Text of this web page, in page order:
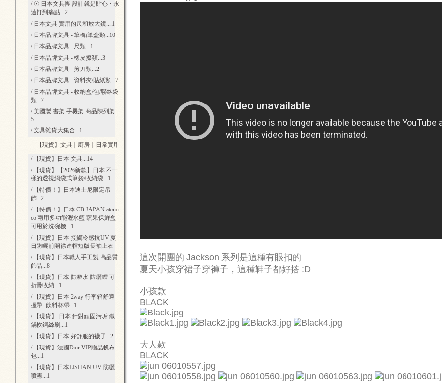
/ ☉ 日本文具團 設計就是貼心・永
遠打到痛點...2
/ 日本文具 實用的尺和放大鏡....1
/ 日本品牌文具 - 筆/鉛筆盒類...10
/ 日本品牌文具 - 尺類...1
/ 日本品牌文具 - 橡皮擦類...3
/ 日本品牌文具 - 剪刀類...2
/ 日本品牌文具 - 資料夾/貼紙類...7
/ 日本品牌文具 - 收納盒/包/聯絡袋
類...7
/ 美國製 書架.手機架.商品陳列架...
5
/ 文具雜貨大集合...1
【現貨】文具｜廚房｜日常實用好物
/ 【現貨】日本 文具...14
/ 【現貨】【2026新款】日本 不一
樣的透視網袋式筆袋/收納袋...1
/ 【特價！】日本迪士尼限定吊
飾...2
/ 【特價！】日本 CB JAPAN atomi
co 兩用多功能瀝水籃 蔬果保鮮盒
可用於洗碗機...1
/ 【現貨】日本 接觸冷感抗UV 夏
日防曬前開襟連帽短版長袖上衣
/ 【現貨】日本職人手工製 高品質
飾品...8
/ 【現貨】日本 防潑水 防曬帽 可
折疊收納...1
/ 【現貨】日本 2way 行李箱舒適
握帶+飲料杯帶...1
/ 【現貨】 日本 針對頑固污垢 鐵
鍋軟鋼絲刷 ...1
/ 【現貨】日本 好舒服的襪子...2
/ 【現貨】法國Dior VIP贈品帆布
包...1
/ 【現貨】日本LISHAN UV 防曬
噴霧...1
這次開團的 Jackson 系列是這種有眼扣的
夏天小孩穿裙子穿褲子，這種鞋子都好搭 :D
小孩款
BLACK
大人款
BLACK